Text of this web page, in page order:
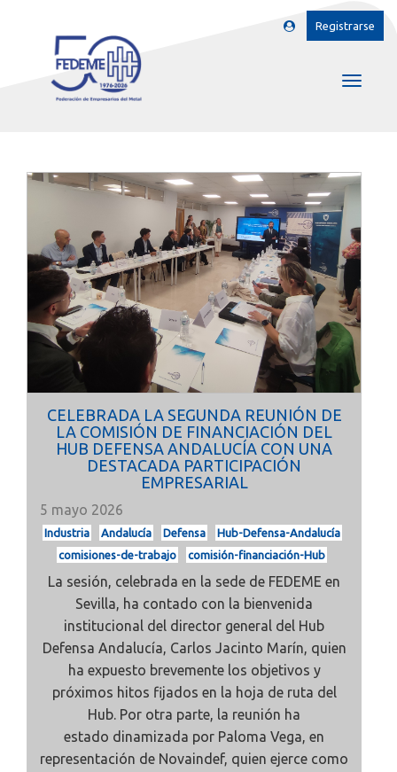
Registrarse
CELEBRADA LA SEGUNDA REUNIÓN DE
LA COMISIÓN DE FINANCIACIÓN DEL
HUB DEFENSA ANDALUCÍA CON UNA
DESTACADA PARTICIPACIÓN
EMPRESARIAL
5 mayo 2026
Industria Andalucía Defensa
Hub-Defensa-Andalucía
comisiones-de-trabajo
comisión-financiación-Hub
La sesión, celebrada en la sede de FEDEME en
Sevilla, ha contado con la bienvenida
institucional del director general del Hub
Defensa Andalucía, Carlos Jacinto Marín, quien
ha expuesto brevemente los objetivos y
próximos hitos fijados en la hoja de ruta del
Hub. Por otra parte, la reunión ha
estado dinamizada por Paloma Vega, en
representación de Novaindef, quien ejerce como